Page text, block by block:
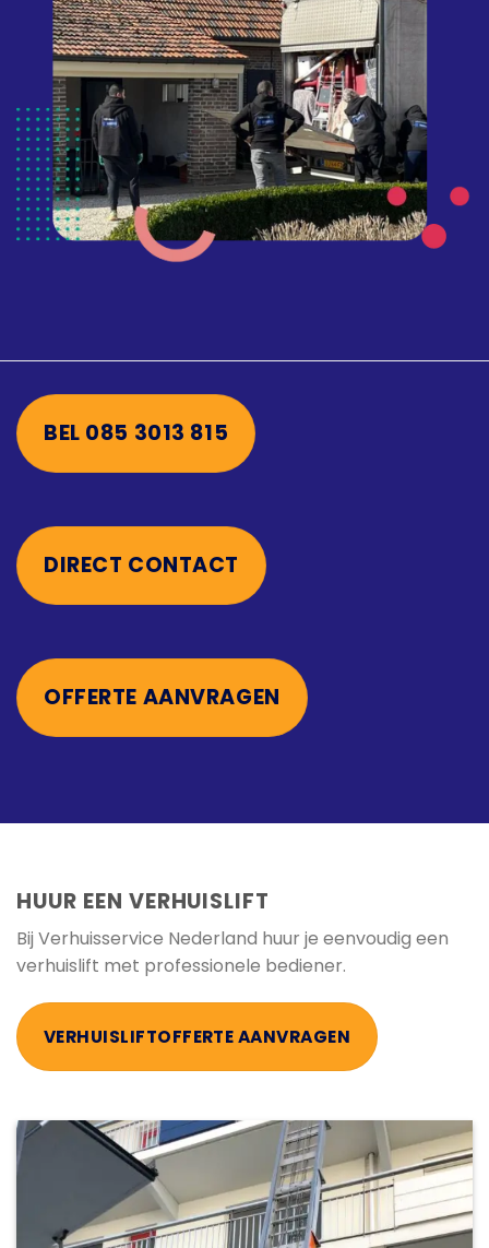
BEL 085 3013 815
DIRECT CONTACT
OFFERTE AANVRAGEN
HUUR EEN VERHUISLIFT
Bij Verhuisservice Nederland huur je eenvoudig een
verhuislift met professionele bediener.
VERHUISLIFTOFFERTE AANVRAGEN